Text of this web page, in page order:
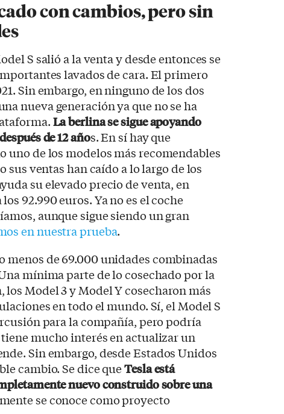
con cambios, pero sin
S salió a la venta y desde entonces se
lavados de cara. El primero
Sin embargo, en ninguno de los dos
nueva generación ya que no se ha
La berlina se sigue apoyando
de 12 años. En sí hay que
uno de los modelos más recomendables
sus ventas han caído a lo largo de los
su elevado precio de venta, en
92.990 euros. Ya no es el coche
aunque sigue siendo un gran
en nuestra prueba.
menos de 69.000 unidades combinadas
mínima parte de lo cosechado por la
Model 3 y Model Y cosecharon más
en todo el mundo. Sí, el Model S
para la compañía, pero podría
mucho interés en actualizar un
Sin embargo, desde Estados Unidos
cambio. Se dice queTesla está
nuevo construido sobre una
se conoce como proyecto